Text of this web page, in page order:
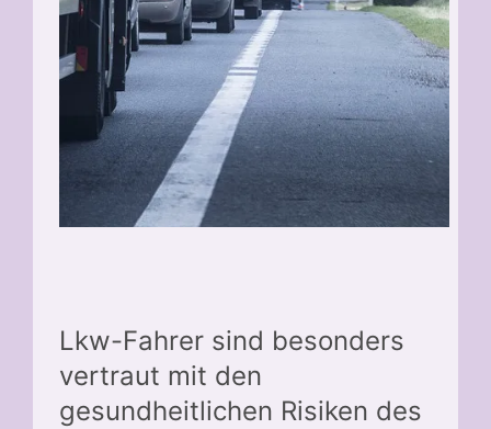
Lkw-Fahrer sind besonders
vertraut mit den
gesundheitlichen Risiken des